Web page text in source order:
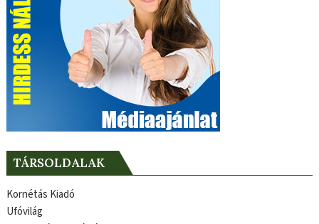
TÁRSOLDALAK
Kornétás Kiadó
Ufóvilág